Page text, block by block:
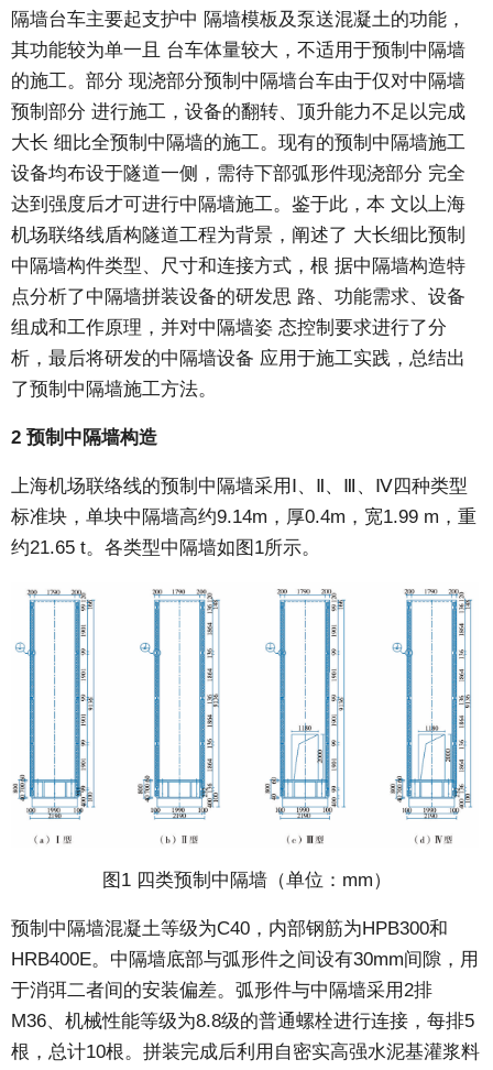
隔墙台车主要起支护中 隔墙模板及泵送混凝土的功能，
其功能较为单一且 台车体量较大，不适用于预制中隔墙
的施工。部分 现浇部分预制中隔墙台车由于仅对中隔墙
预制部分 进行施工，设备的翻转、顶升能力不足以完成
大长 细比全预制中隔墙的施工。现有的预制中隔墙施工
设备均布设于隧道一侧，需待下部弧形件现浇部分 完全
达到强度后才可进行中隔墙施工。鉴于此，本 文以上海
机场联络线盾构隧道工程为背景，阐述了 大长细比预制
中隔墙构件类型、尺寸和连接方式，根 据中隔墙构造特
点分析了中隔墙拼装设备的研发思 路、功能需求、设备
组成和工作原理，并对中隔墙姿 态控制要求进行了分
析，最后将研发的中隔墙设备 应用于施工实践，总结出
了预制中隔墙施工方法。
2 预制中隔墙构造
上海机场联络线的预制中隔墙采用Ⅰ、Ⅱ、Ⅲ、Ⅳ四种类型
标准块，单块中隔墙高约9.14m，厚0.4m，宽1.99 m，重
约21.65 t。各类型中隔墙如图1所示。
图1 四类预制中隔墙（单位：mm）
预制中隔墙混凝土等级为C40，内部钢筋为HPB300和
HRB400E。中隔墙底部与弧形件之间设有30mm间隙，用
于消弭二者间的安装偏差。弧形件与中隔墙采用2排
M36、机械性能等级为8.8级的普通螺栓进行连接，每排5
根，总计10根。拼装完成后利用自密实高强水泥基灌浆料